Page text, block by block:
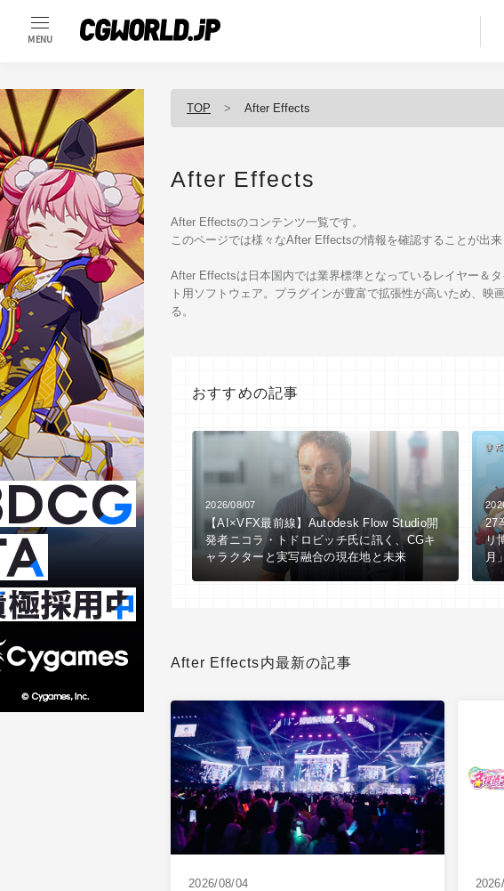
MENU
TOP After Effects
After Effects
After Effectsのコンテンツ一覧です。
このページでは様々なAfter Effectsの情報を確認することが出来
After Effectsは日本国内では業界標準となっているレイヤー＆
ト用ソフトウェア。プラグインが豊富で拡張性が高いため、映
る。
おすすめの記事
2026/08/07
【AI×VFX最前線】Autodesk Flow Studio開
発者ニコラ・トドロビッチ氏に訊く、CGキ
ャラクターと実写融合の現在地と未来
27
リ
月
After Effects内最新の記事
2026/08/04